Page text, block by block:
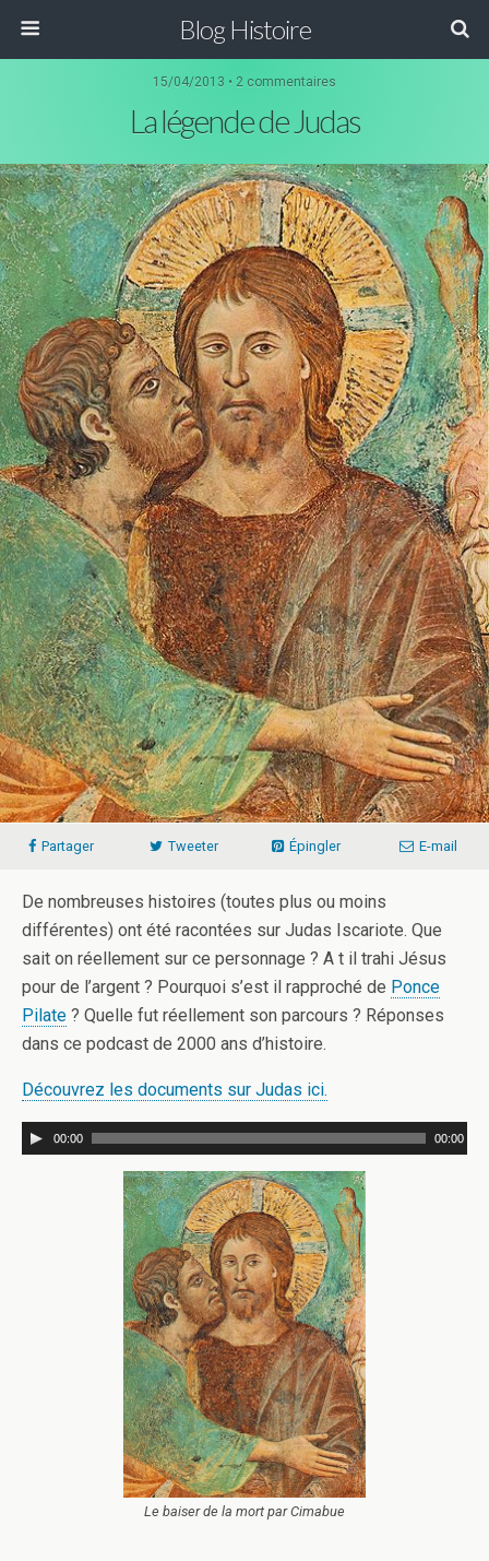
Blog Histoire
15/04/2013 • 2 commentaires
La légende de Judas
Partager Tweeter Épingler E-mail
De nombreuses histoires (toutes plus ou moins
différentes) ont été racontées sur Judas Iscariote. Que
sait on réellement sur ce personnage ? A t il trahi Jésus
pour de l’argent ? Pourquoi s’est il rapproché de Ponce
Pilate ? Quelle fut réellement son parcours ? Réponses
dans ce podcast de 2000 ans d’histoire.
Découvrez les documents sur Judas ici.
00:00 00:00
Le baiser de la mort par Cimabue